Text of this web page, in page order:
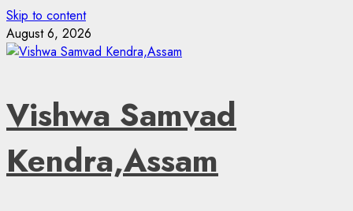
Skip to content
August 6, 2026
Vishwa Samvad
Kendra,Assam